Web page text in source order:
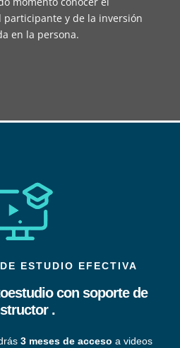
participante y de la inversión
en la persona.
ESTUDIO EFECTIVA
con soporte de
.
3 meses de acceso a videos